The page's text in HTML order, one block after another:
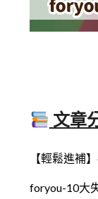
文章
【輕鬆進補
foryou-10大